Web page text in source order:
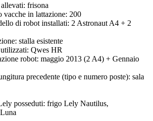
allevati: frisona
vacche in lattazione: 200
di robot installati: 2 Astronaut A4 + 2
stalla esistente
Qwes HR
robot: maggio 2013 (2 A4) + Gennaio
precedente (tipo e numero poste): sala
posseduti: frigo Lely Nautilus,